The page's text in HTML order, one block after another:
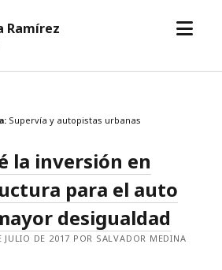
Ramírez
abrir
Supervía y autopistas urbanas
la inversión en
para el auto
desigualdad
JULIO DE 2017 POR SALVADOR MEDINA